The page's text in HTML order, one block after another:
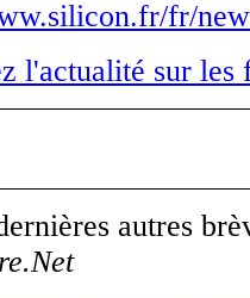
fr/
l'actualité sur les
autres